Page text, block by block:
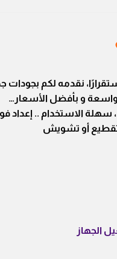
نقدمه لكم بجودات
الاستخدام .. إعداد
تقطيع أو تشويش
الجهاز